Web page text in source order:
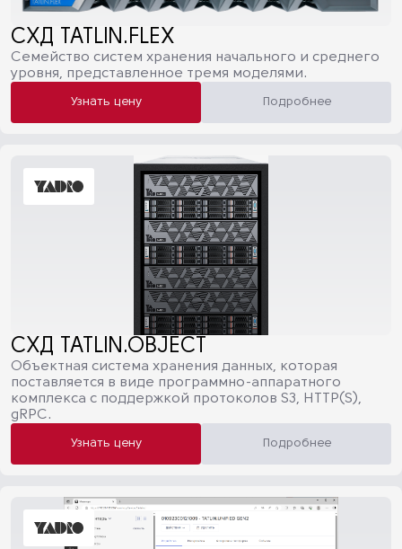
СХД TATLIN.FLEX
Семейство систем хранения начального и среднего
уровня, представленное тремя моделями.
Узнать цену Подробнее
СХД TATLIN.OBJECT
Объектная система хранения данных, которая
поставляется в виде программно-аппаратного
комплекса с поддержкой протоколов S3, HTTP(S),
gRPC.
Узнать цену Подробнее